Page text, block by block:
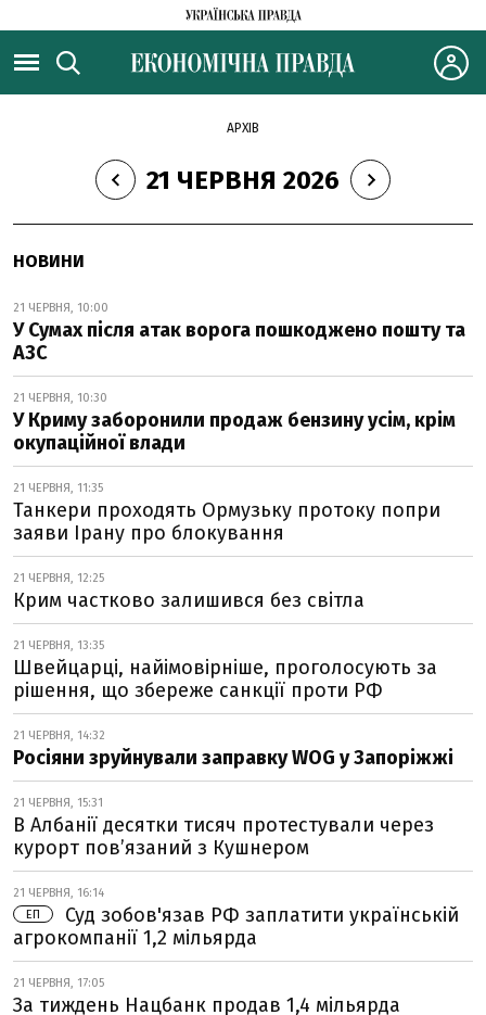
АРХІВ
21 ЧЕРВНЯ 2026
НОВИНИ
21 ЧЕРВНЯ, 10:00
У Сумах після атак ворога пошкоджено пошту та
АЗС
21 ЧЕРВНЯ, 10:30
У Криму заборонили продаж бензину усім, крім
окупаційної влади
21 ЧЕРВНЯ, 11:35
Танкери проходять Ормузьку протоку попри
заяви Ірану про блокування
21 ЧЕРВНЯ, 12:25
Крим частково залишився без світла
21 ЧЕРВНЯ, 13:35
Швейцарці, найімовірніше, проголосують за
рішення, що збереже санкції проти РФ
21 ЧЕРВНЯ, 14:32
Росіяни зруйнували заправку WOG у Запоріжжі
21 ЧЕРВНЯ, 15:31
В Албанії десятки тисяч протестували через
курорт пов’язаний з Кушнером
21 ЧЕРВНЯ, 16:14
ЕП
Суд зобов'язав РФ заплатити українській
агрокомпанії 1,2 мільярда
21 ЧЕРВНЯ, 17:05
За тиждень Нацбанк продав 1,4 мільярда